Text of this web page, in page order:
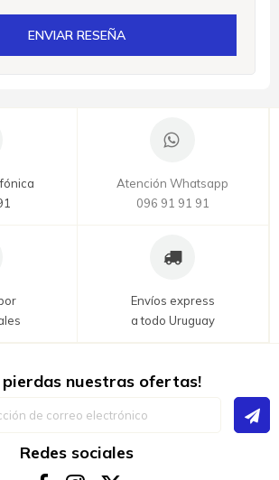
ENVIAR RESEÑA
Atención Whatsapp
096 91 91 91
Envíos express
a todo Uruguay
pierdas nuestras ofertas!
Redes sociales